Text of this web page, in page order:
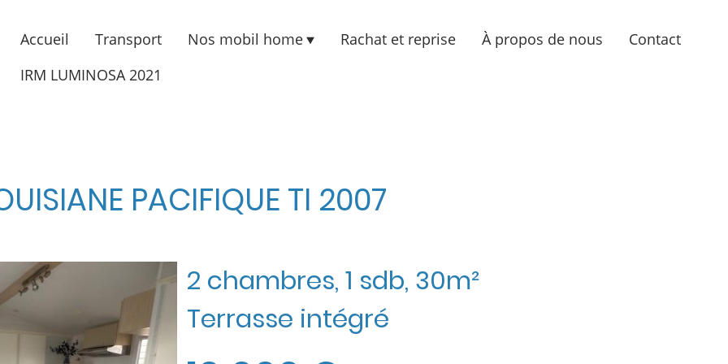
Accueil Transport Nos mobil home Rachat et reprise À propos de nous
Contact
IRM LUMINOSA 2021
PACIFIQUE TI 2007
2 chambres, 1 sdb, 30m²
Terrasse intégré